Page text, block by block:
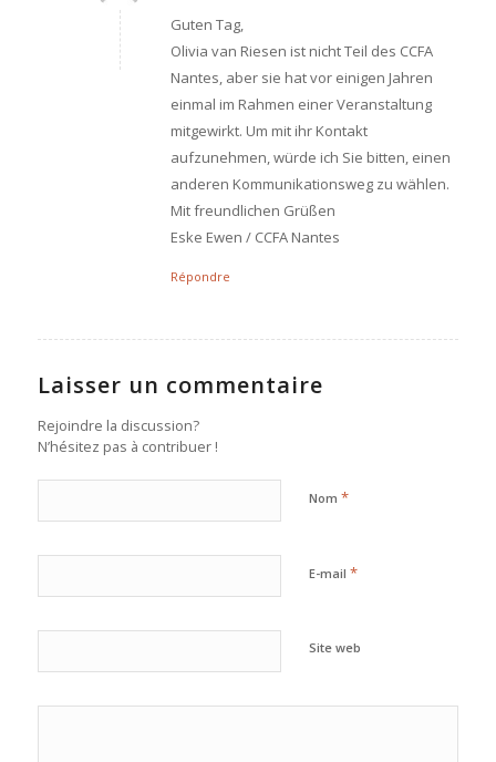
Guten Tag,
Olivia van Riesen ist nicht Teil des CCFA
Nantes, aber sie hat vor einigen Jahren
einmal im Rahmen einer Veranstaltung
mitgewirkt. Um mit ihr Kontakt
aufzunehmen, würde ich Sie bitten, einen
anderen Kommunikationsweg zu wählen.
Mit freundlichen Grüßen
Eske Ewen / CCFA Nantes
Répondre
Laisser un commentaire
Rejoindre la discussion?
N’hésitez pas à contribuer !
Nom *
E-mail *
Site web